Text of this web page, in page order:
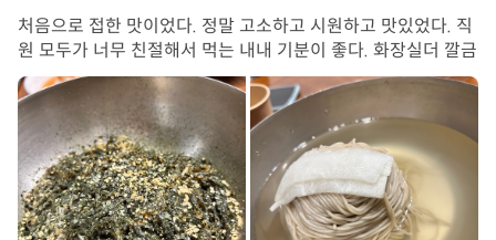
처음으로 접한 맛이었다. 정말 고소하고 시원하고 맛있었다. 직
원 모두가 너무 친절해서 먹는 내내 기분이 좋다. 화장실더 깔금